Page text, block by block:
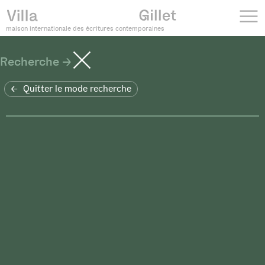
maison internationale des écritures contemporaines
Recherche
Quitter le mode recherche